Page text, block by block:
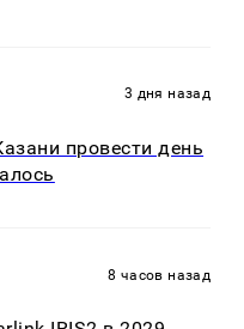
3 дня назад
провести день
8 часов назад